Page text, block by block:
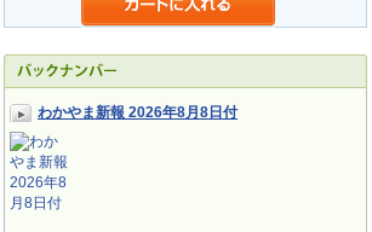
わかやま新報 2026年8月8日付